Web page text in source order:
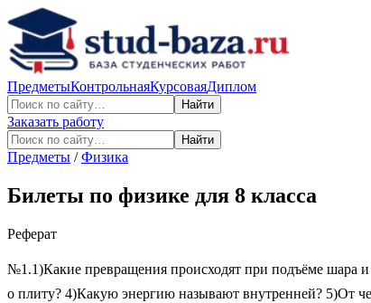
ПредметыКонтрольнаяКурсоваяДиплом
Найти
Заказать работу
Найти
Предметы /Физика
Билеты по физике для 8 класса
Реферат
№1.1)Какие превращения происходят при подъёме шара
о плиту? 4)Какую энергию называют внутренней? 5)От